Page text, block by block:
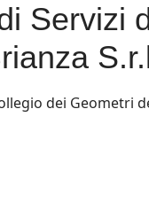
Servizi
dei